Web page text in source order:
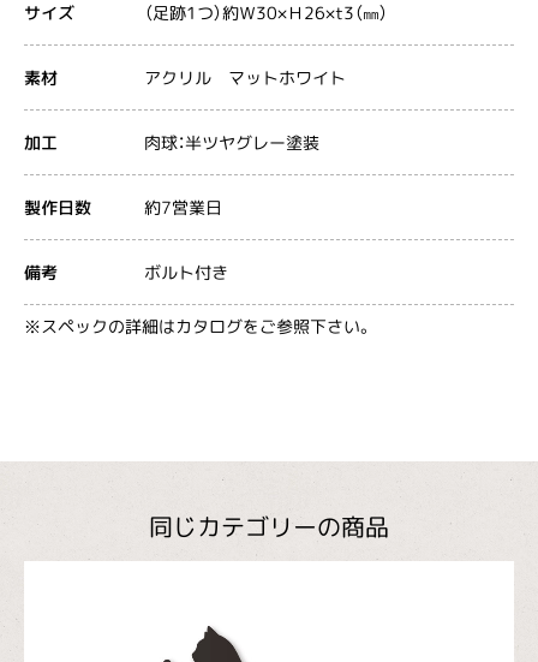
サイズ （足跡1つ）約Ｗ30×Ｈ26×t3（㎜）
素材 アクリル マットホワイト
加工 肉球：半ツヤグレー塗装
製作日数 約7営業日
備考 ボルト付き
※スペックの詳細はカタログをご参照下さい。
同じカテゴリーの商品